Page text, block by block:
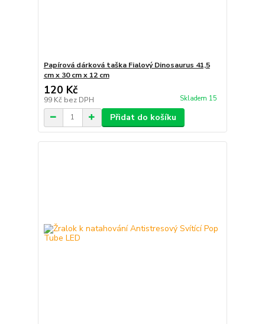
Papírová dárková taška Fialový Dinosaurus 41,5
cm x 30 cm x 12 cm
120 Kč
99 Kč bez DPH Skladem 15
Přidat do košíku